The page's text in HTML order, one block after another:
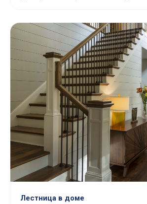
Лестница в доме